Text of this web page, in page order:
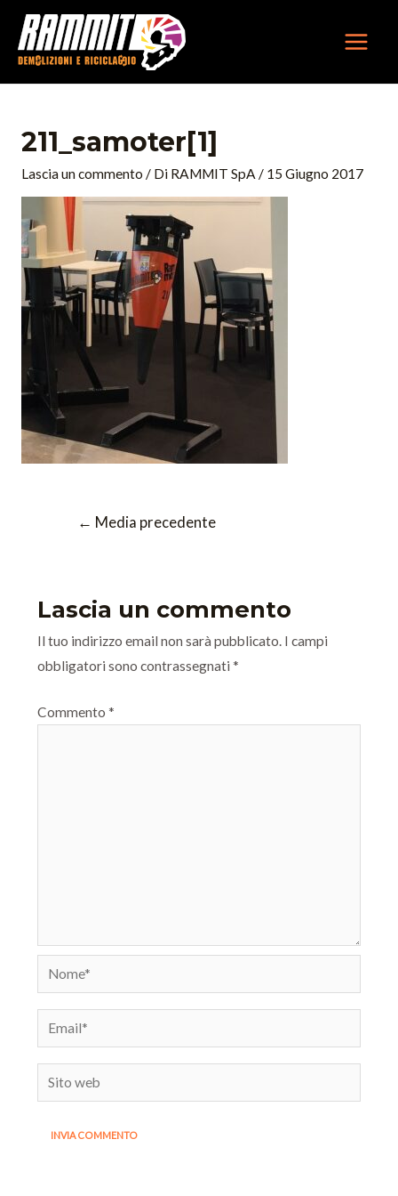
contenuto
211_samoter[1]
Lascia un commento / Di RAMMIT SpA / 15 Giugno 2017
← Media precedente
Lascia un commento
Il tuo indirizzo email non sarà pubblicato. I campi
obbligatori sono contrassegnati *
Commento *
Nome*
Email*
Sito
web